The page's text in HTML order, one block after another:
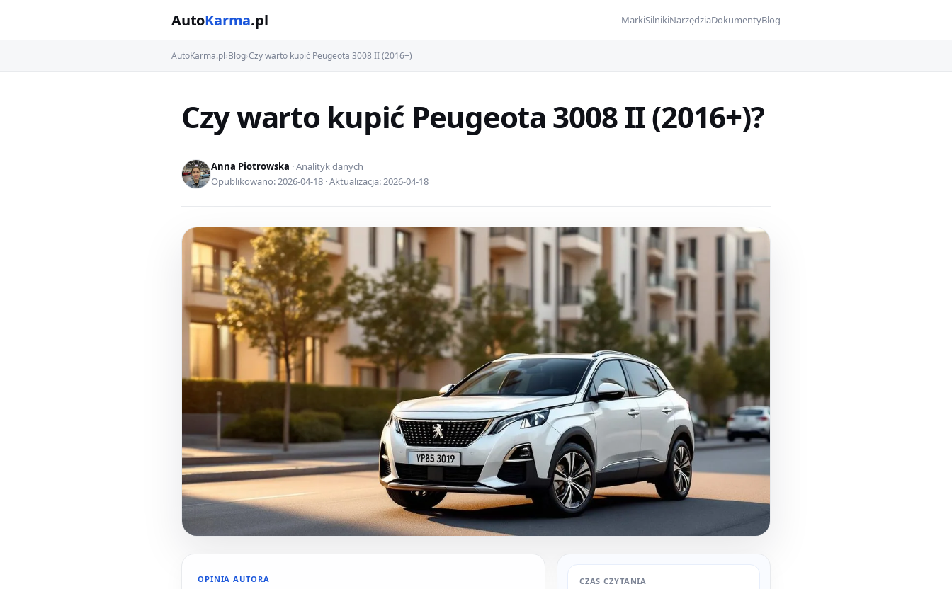
AutoKarma.pl MarkiSilnikiNarzędziaDokumentyBlog
AutoKarma.pl›Blog›Czy warto kupić Peugeota 3008 II (2016+)
Czy warto kupić Peugeota 3008 II (2016+)?
Anna Piotrowska · Analityk danych
Opublikowano: 2026-04-18 · Aktualizacja: 2026-04-18
OPINIA AUTORA CZAS CZYTANIA